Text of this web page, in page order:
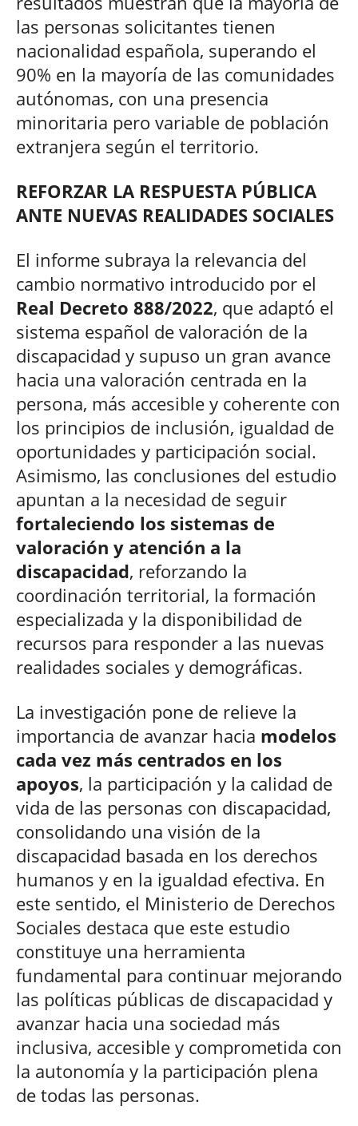
las personas solicitantes tienen
nacionalidad española, superando el
90% en la mayoría de las comunidades
autónomas, con una presencia
minoritaria pero variable de población
extranjera según el territorio.
REFORZAR LA RESPUESTA PÚBLICA
ANTE NUEVAS REALIDADES SOCIALES
El informe subraya la relevancia del
cambio normativo introducido por el
Real Decreto 888/2022, que adaptó el
sistema español de valoración de la
discapacidad y supuso un gran avance
hacia una valoración centrada en la
persona, más accesible y coherente con
los principios de inclusión, igualdad de
oportunidades y participación social.
Asimismo, las conclusiones del estudio
apuntan a la necesidad de seguir
fortaleciendo los sistemas de
valoración y atención a la
discapacidad, reforzando la
coordinación territorial, la formación
especializada y la disponibilidad de
recursos para responder a las nuevas
realidades sociales y demográficas.
La investigación pone de relieve la
importancia de avanzar hacia modelos
cada vez más centrados en los
apoyos, la participación y la calidad de
vida de las personas con discapacidad,
consolidando una visión de la
discapacidad basada en los derechos
humanos y en la igualdad efectiva. En
este sentido, el Ministerio de Derechos
Sociales destaca que este estudio
constituye una herramienta
fundamental para continuar mejorando
las políticas públicas de discapacidad y
avanzar hacia una sociedad más
inclusiva, accesible y comprometida con
la autonomía y la participación plena
de todas las personas.